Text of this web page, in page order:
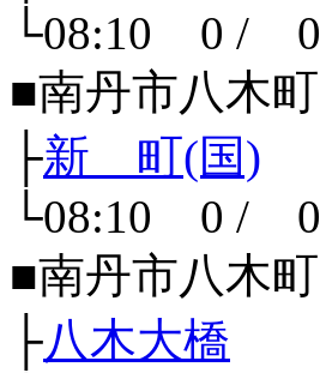
└08:10 0 / 0
■南丹市八木町
├新 町(国)
└08:10 0 / 0
■南丹市八木町
├八木大橋